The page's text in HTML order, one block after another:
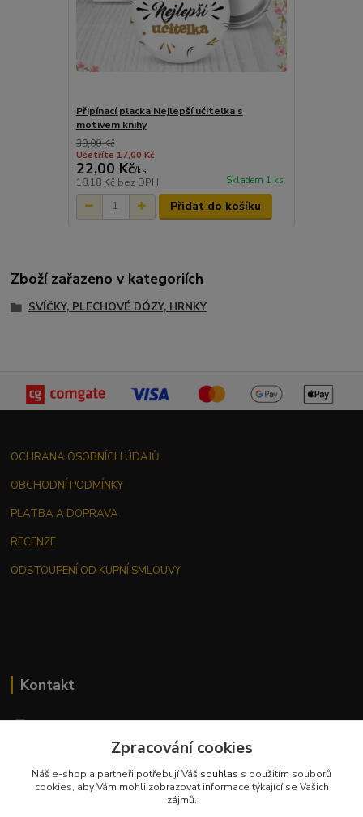
Připínací placka Nejlepší učitelka s
motivem knihy
39,00 Kč
Ušetříte 17,00 Kč
22,00 Kč/ks
18,18 Kč bez DPH Skladem 1 ks
Přidat do košíku
Zboží zařazeno v kategoriích
SVÍČKY, PLECHOVÉ DÓZY, HRNKY
OCHRANA OSOBNÍCH ÚDAJŮ
OBCHODNÍ PODMÍNKY
PLATBA A DOPRAVA
RECENZE
ODSTOUPENÍ OD KUPNÍ SMLOUVY
Kontakt
Jana Malá
Zpracování cookies
Náš e-shop a partneři potřebují Váš souhlas s použitím souborů
cookies, aby Vám mohli zobrazovat informace týkající se Vašich
zájmů.